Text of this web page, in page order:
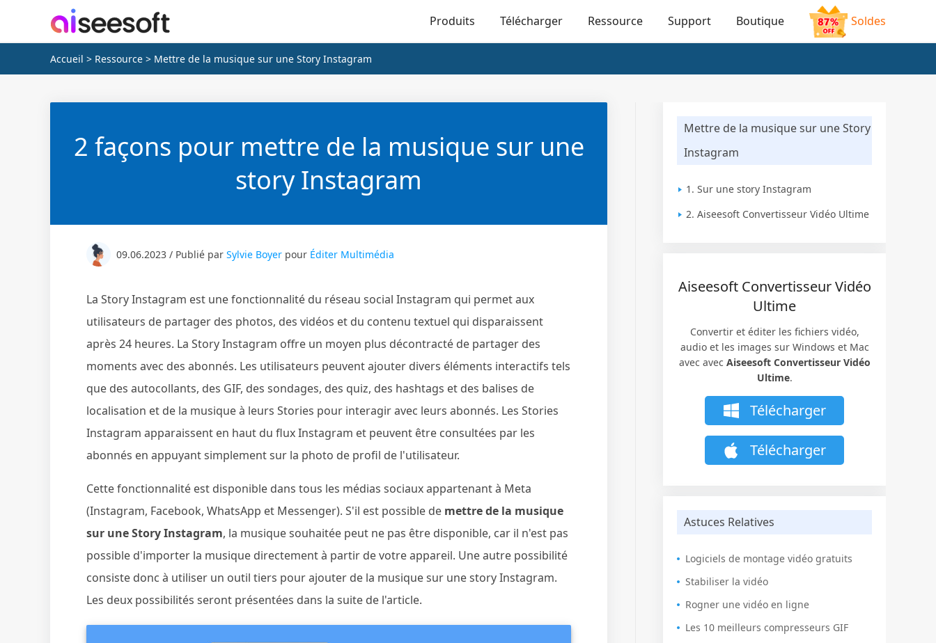
Produits Télécharger Ressource Support Boutique Soldes
Accueil > Ressource > Mettre de la musique sur une Story Instagram
2 façons pour mettre de la musique sur une
story Instagram
09.06.2023 / Publié par Sylvie Boyer pour Éditer Multimédia
La Story Instagram est une fonctionnalité du réseau social Instagram qui permet aux
utilisateurs de partager des photos, des vidéos et du contenu textuel qui disparaissent
après 24 heures. La Story Instagram offre un moyen plus décontracté de partager des
moments avec des abonnés. Les utilisateurs peuvent ajouter divers éléments interactifs tels
que des autocollants, des GIF, des sondages, des quiz, des hashtags et des balises de
localisation et de la musique à leurs Stories pour interagir avec leurs abonnés. Les Stories
Instagram apparaissent en haut du flux Instagram et peuvent être consultées par les
abonnés en appuyant simplement sur la photo de profil de l'utilisateur.
Cette fonctionnalité est disponible dans tous les médias sociaux appartenant à Meta
(Instagram, Facebook, WhatsApp et Messenger). S'il est possible de mettre de la musique
sur une Story Instagram, la musique souhaitée peut ne pas être disponible, car il n'est pas
possible d'importer la musique directement à partir de votre appareil. Une autre possibilité
consiste donc à utiliser un outil tiers pour ajouter de la musique sur une story Instagram.
Les deux possibilités seront présentées dans la suite de l'article.
Mettre de la musique sur une Story
Instagram
1. Sur une story Instagram
2. Aiseesoft Convertisseur Vidéo Ultime
Aiseesoft Convertisseur Vidéo
Ultime
Convertir et éditer les fichiers vidéo,
audio et les images sur Windows et Mac
avec avec Aiseesoft Convertisseur Vidéo
Ultime.
Télécharger
Télécharger
Astuces Relatives
Logiciels de montage vidéo gratuits
Stabiliser la vidéo
Rogner une vidéo en ligne
Les 10 meilleurs compresseurs GIF